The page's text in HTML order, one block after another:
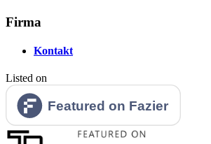
Firma
Kontakt
Listed on